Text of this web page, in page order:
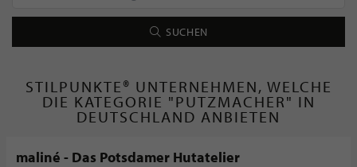
SUCHEN
STILPUNKTE® UNTERNEHMEN, WELCHE
DIE KATEGORIE "PUTZMACHER" IN
DEUTSCHLAND ANBIETEN
maliné - Das Potsdamer Hutatelier